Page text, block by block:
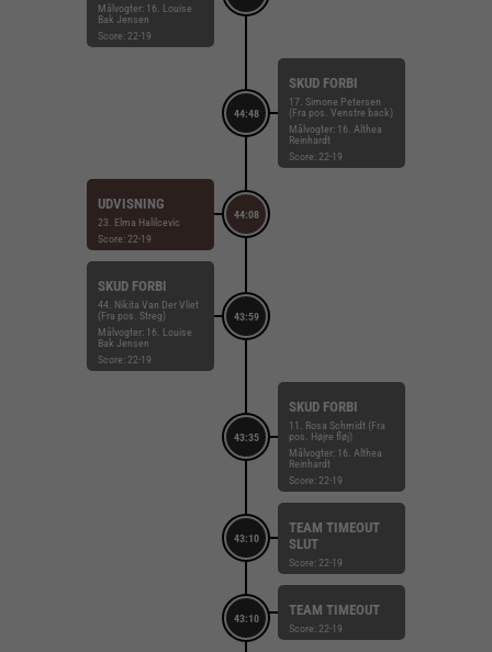
Målvogter: 16. Louise
Bak Jensen
Score: 22-19
44:48
SKUD FORBI
17. Simone Petersen
(Fra pos. Venstre back)
Målvogter: 16. Althea
Reinhardt
Score: 22-19
44:08
UDVISNING
23. Elma Halilcevic
Score: 22-19
43:59
SKUD FORBI
44. Nikita Van Der Vliet
(Fra pos. Streg)
Målvogter: 16. Louise
Bak Jensen
Score: 22-19
43:35
SKUD FORBI
11. Rosa Schmidt (Fra
pos. Højre fløj)
Målvogter: 16. Althea
Reinhardt
Score: 22-19
43:10
TEAM TIMEOUT
SLUT
Score: 22-19
43:10
TEAM TIMEOUT
Score: 22-19